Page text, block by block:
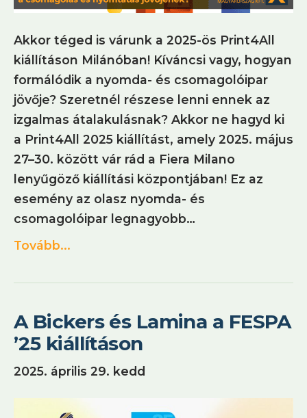
Akkor téged is várunk a 2025-ös Print4All
kiállításon Milánóban! Kíváncsi vagy, hogyan
formálódik a nyomda- és csomagolóipar
jövője? Szeretnél részese lenni ennek az
izgalmas átalakulásnak? Akkor ne hagyd ki
a Print4All 2025 kiállítást, amely 2025. május
27–30. között vár rád a Fiera Milano
lenyűgöző kiállítási központjában! Ez az
esemény az olasz nyomda- és
csomagolóipar legnagyobb…
Tovább...
A Bickers és Lamina a FESPA
’25 kiállításon
2025. április 29. kedd